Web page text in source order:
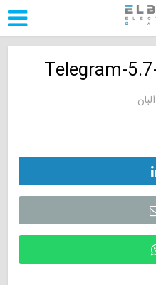
Telegram-
البان